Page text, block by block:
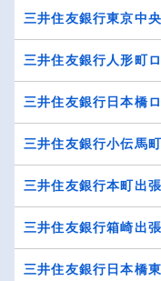
三井住友銀行東京中
三井住友銀行人形町
三井住友銀行日本橋
三井住友銀行小伝馬
三井住友銀行本町出
三井住友銀行箱崎出
三井住友銀行日本橋